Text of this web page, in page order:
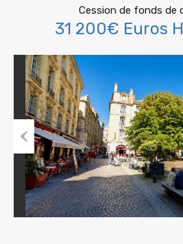
Cession de fonds de
31 200€ Euros
Previous